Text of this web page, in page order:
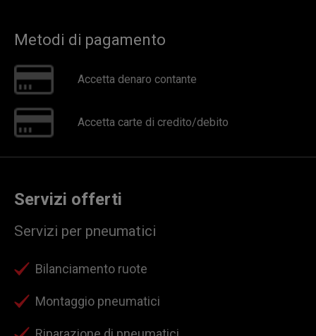
Metodi di pagamento
Accetta denaro contante
Accetta carte di credito/debito
Servizi offerti
Servizi per pneumatici
Bilanciamento ruote
Montaggio pneumatici